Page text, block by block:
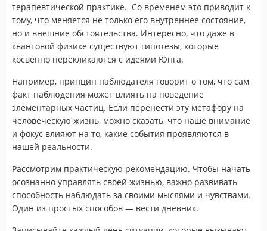
терапевтической практике. Со временем это приводит к
тому, что меняется не только его внутреннее состояние,
но и внешние обстоятельства. Интересно, что даже в
квантовой физике существуют гипотезы, которые
косвенно перекликаются с идеями Юнга.
Например, принцип наблюдателя говорит о том, что сам
факт наблюдения может влиять на поведение
элементарных частиц. Если перенести эту метафору на
человеческую жизнь, можно сказать, что наше внимание
и фокус влияют на то, какие события проявляются в
нашей реальности.
Рассмотрим практическую рекомендацию. Чтобы начать
осознанно управлять своей жизнью, важно развивать
способность наблюдать за своими мыслями и чувствами.
Один из простых способов — вести дневник.